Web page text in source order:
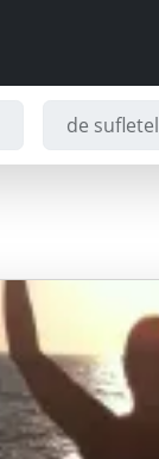
de sufletel